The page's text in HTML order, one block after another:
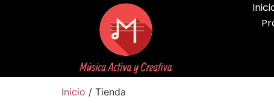
Inicio / Tienda